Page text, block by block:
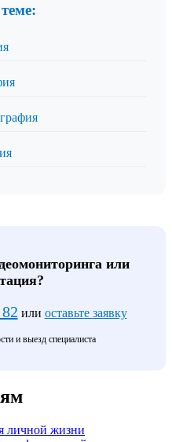
или
или оставьте заявку
и выезд специалиста
личной жизни